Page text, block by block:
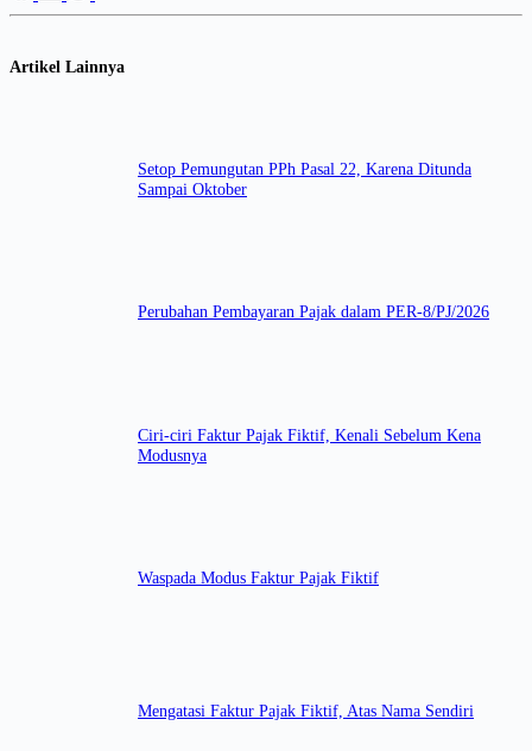
Artikel Lainnya
Setop Pemungutan PPh Pasal 22, Karena Ditunda
Sampai Oktober
Perubahan Pembayaran Pajak dalam PER-8/PJ/2026
Ciri-ciri Faktur Pajak Fiktif, Kenali Sebelum Kena
Modusnya
Waspada Modus Faktur Pajak Fiktif
Mengatasi Faktur Pajak Fiktif, Atas Nama Sendiri